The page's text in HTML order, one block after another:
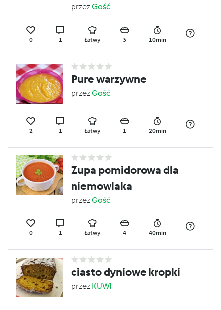
wytrawnie
przezGość
0 1 Łatwy 3 10min
Pure warzywne
przezGość
2 1 Łatwy 1 20min
Zupa pomidorowa dla
niemowlaka
przezGość
0 1 Łatwy 4 40min
ciasto dyniowe kropki
przez KUWI